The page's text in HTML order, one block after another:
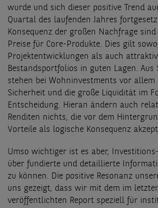
wurde und sich dieser positive Trend
Quartal des laufenden Jahres
Konsequenz der großen Nachfrage
Preise für Core-Produkte. Dies gilt
Projektentwicklungen als auch
Bestandsportfolios in guten Lagen. Aus
stehen bei Wohninvestments vor
Sicherheit und die große Liquidität im
Entscheidung. Hieran ändern auch
Renditen nichts, die vor dem
Vorteile als logische Konsequenz
Umso wichtiger ist es aber,
über fundierte und detaillierte
zu können. Die positive Resonanz
uns gezeigt, dass wir mit dem im
veröffentlichten Report speziell für